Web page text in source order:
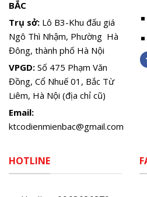
BẮC
Trụ sở: Lô B3-Khu đấu giá
Ngô Thì Nhậm, Phường Hà
Đông, thành phố Hà Nội
VPGD: Số 475 Phạm Văn
Đồng, Cổ Nhuế 01, Bắc Từ
Liêm, Hà Nội (địa chỉ cũ)
Email:
ktcodienmienbac@gmail.com
HOTLINE